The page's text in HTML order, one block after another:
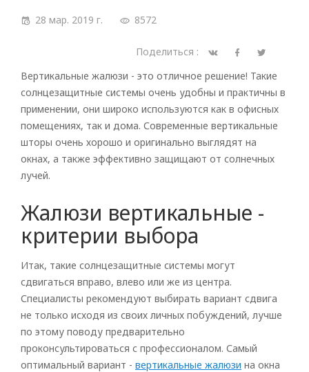
28 мар. 2019 г. 8572
Поделиться :
Вертикальные жалюзи - это отличное решение! Такие
солнцезащитные системы очень удобны и практичны в
применении, они широко используются как в офисных
помещениях, так и дома. Современные вертикальные
шторы очень хорошо и оригинально выглядят на
окнах, а также эффективно защищают от солнечных
лучей.
Жалюзи вертикальные -
критерии выбора
Итак, такие солнцезащитные системы могут
сдвигаться вправо, влево или же из центра.
Специалисты рекомендуют выбирать вариант сдвига
не только исходя из своих личных побуждений, лучше
по этому поводу предварительно
проконсультироваться с профессионалом. Самый
оптимальный вариант - вертикальные жалюзи на окна